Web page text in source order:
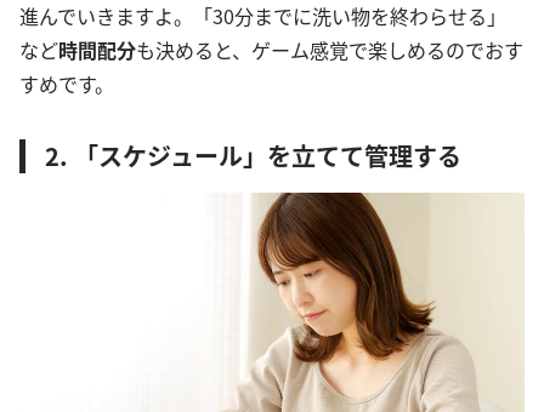
進んでいきますよ。「30分までに洗い物を終わらせる」
など時間配分も決めると、ゲーム感覚で楽しめるのでおす
すめです。
2. 「スケジュール」を立てて管理する